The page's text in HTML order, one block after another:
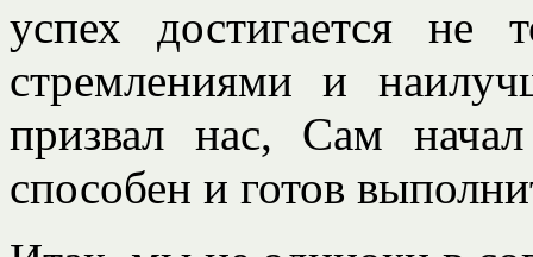
успех достигается не
стремлениями и
призвал нас, Сам
способен и готов